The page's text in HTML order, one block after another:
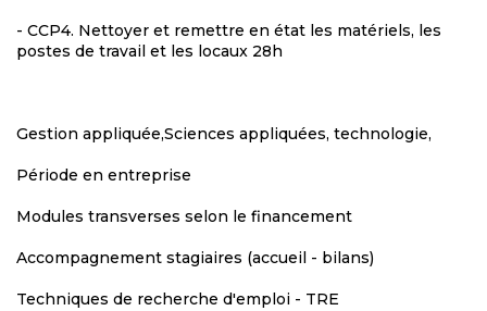
- CCP4. Nettoyer et remettre en état les matériels, les
postes de travail et les locaux 28h
Gestion appliquée,Sciences appliquées, technologie,
Période en entreprise
Modules transverses selon le financement
Accompagnement stagiaires (accueil - bilans)
Techniques de recherche d'emploi - TRE